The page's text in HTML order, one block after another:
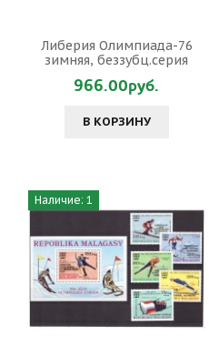
Либерия Олимпиада-76
зимняя, беззубц.серия
966.00руб.
В КОРЗИНУ
Наличие: 1